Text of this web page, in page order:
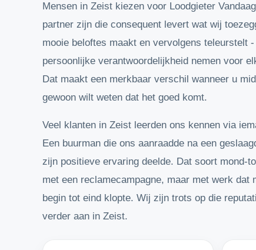
Mensen in Zeist kiezen voor Loodgieter
partner zijn die consequent levert wat wij
mooie beloftes maakt en vervolgens teleurstelt
persoonlijke verantwoordelijkheid nemen voor
Dat maakt een merkbaar verschil wanneer u
gewoon wilt weten dat het goed komt.
Veel klanten in Zeist leerden ons kennen via
Een buurman die ons aanraadde na een
zijn positieve ervaring deelde. Dat soort mond-
met een reclamecampagne, maar met werk dat
begin tot eind klopte. Wij zijn trots op die
verder aan in Zeist.